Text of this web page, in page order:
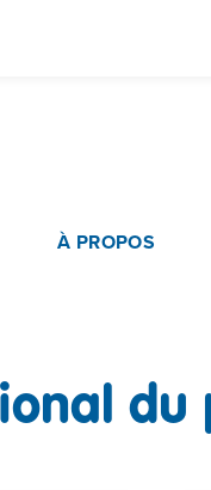
Main
À PROPOS
du